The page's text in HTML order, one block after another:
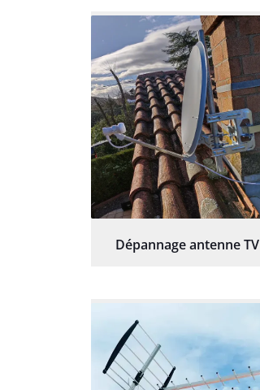
Dépannage antenne TV